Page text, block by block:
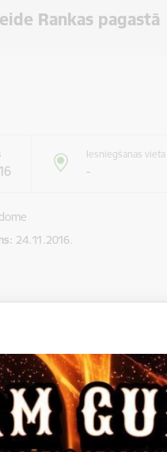
Rankas pagastā
Iesniegšanas vieta
-
24.11.2016.
Nr.
„Saieta laukuma
05.12.2016.